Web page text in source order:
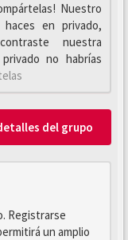
Nuestro
en privado,
nuestra
no habrías
del grupo
Registrarse
un amplio